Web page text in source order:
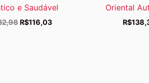
e Saudável
O
R$116,03O
Oriental
R$